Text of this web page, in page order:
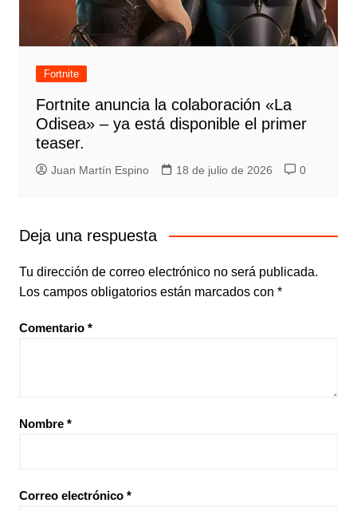
Fortnite
Fortnite anuncia la colaboración «La
Odisea» – ya está disponible el primer
teaser.
Juan Martín Espino 18 de julio de 2026 0
Deja una respuesta
Tu dirección de correo electrónico no será publicada.
Los campos obligatorios están marcados con *
Comentario *
Nombre *
Correo electrónico *